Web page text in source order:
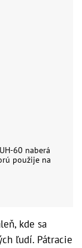
60 naberá
použije na
kde sa
ľudí. Pátracie